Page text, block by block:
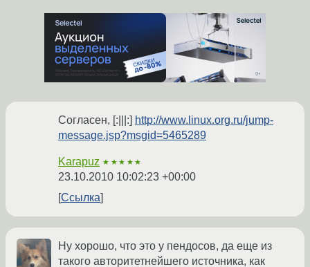
Согласен, [:|||:] http://www.linux.org.ru/jump-
message.jsp?msgid=5465289
Karapuz ★★★★★
23.10.2010 10:02:23 +00:00
Ссылка
Ну хорошо, что это у пендосов, да еще из
такого авторитетнейшего источника, как